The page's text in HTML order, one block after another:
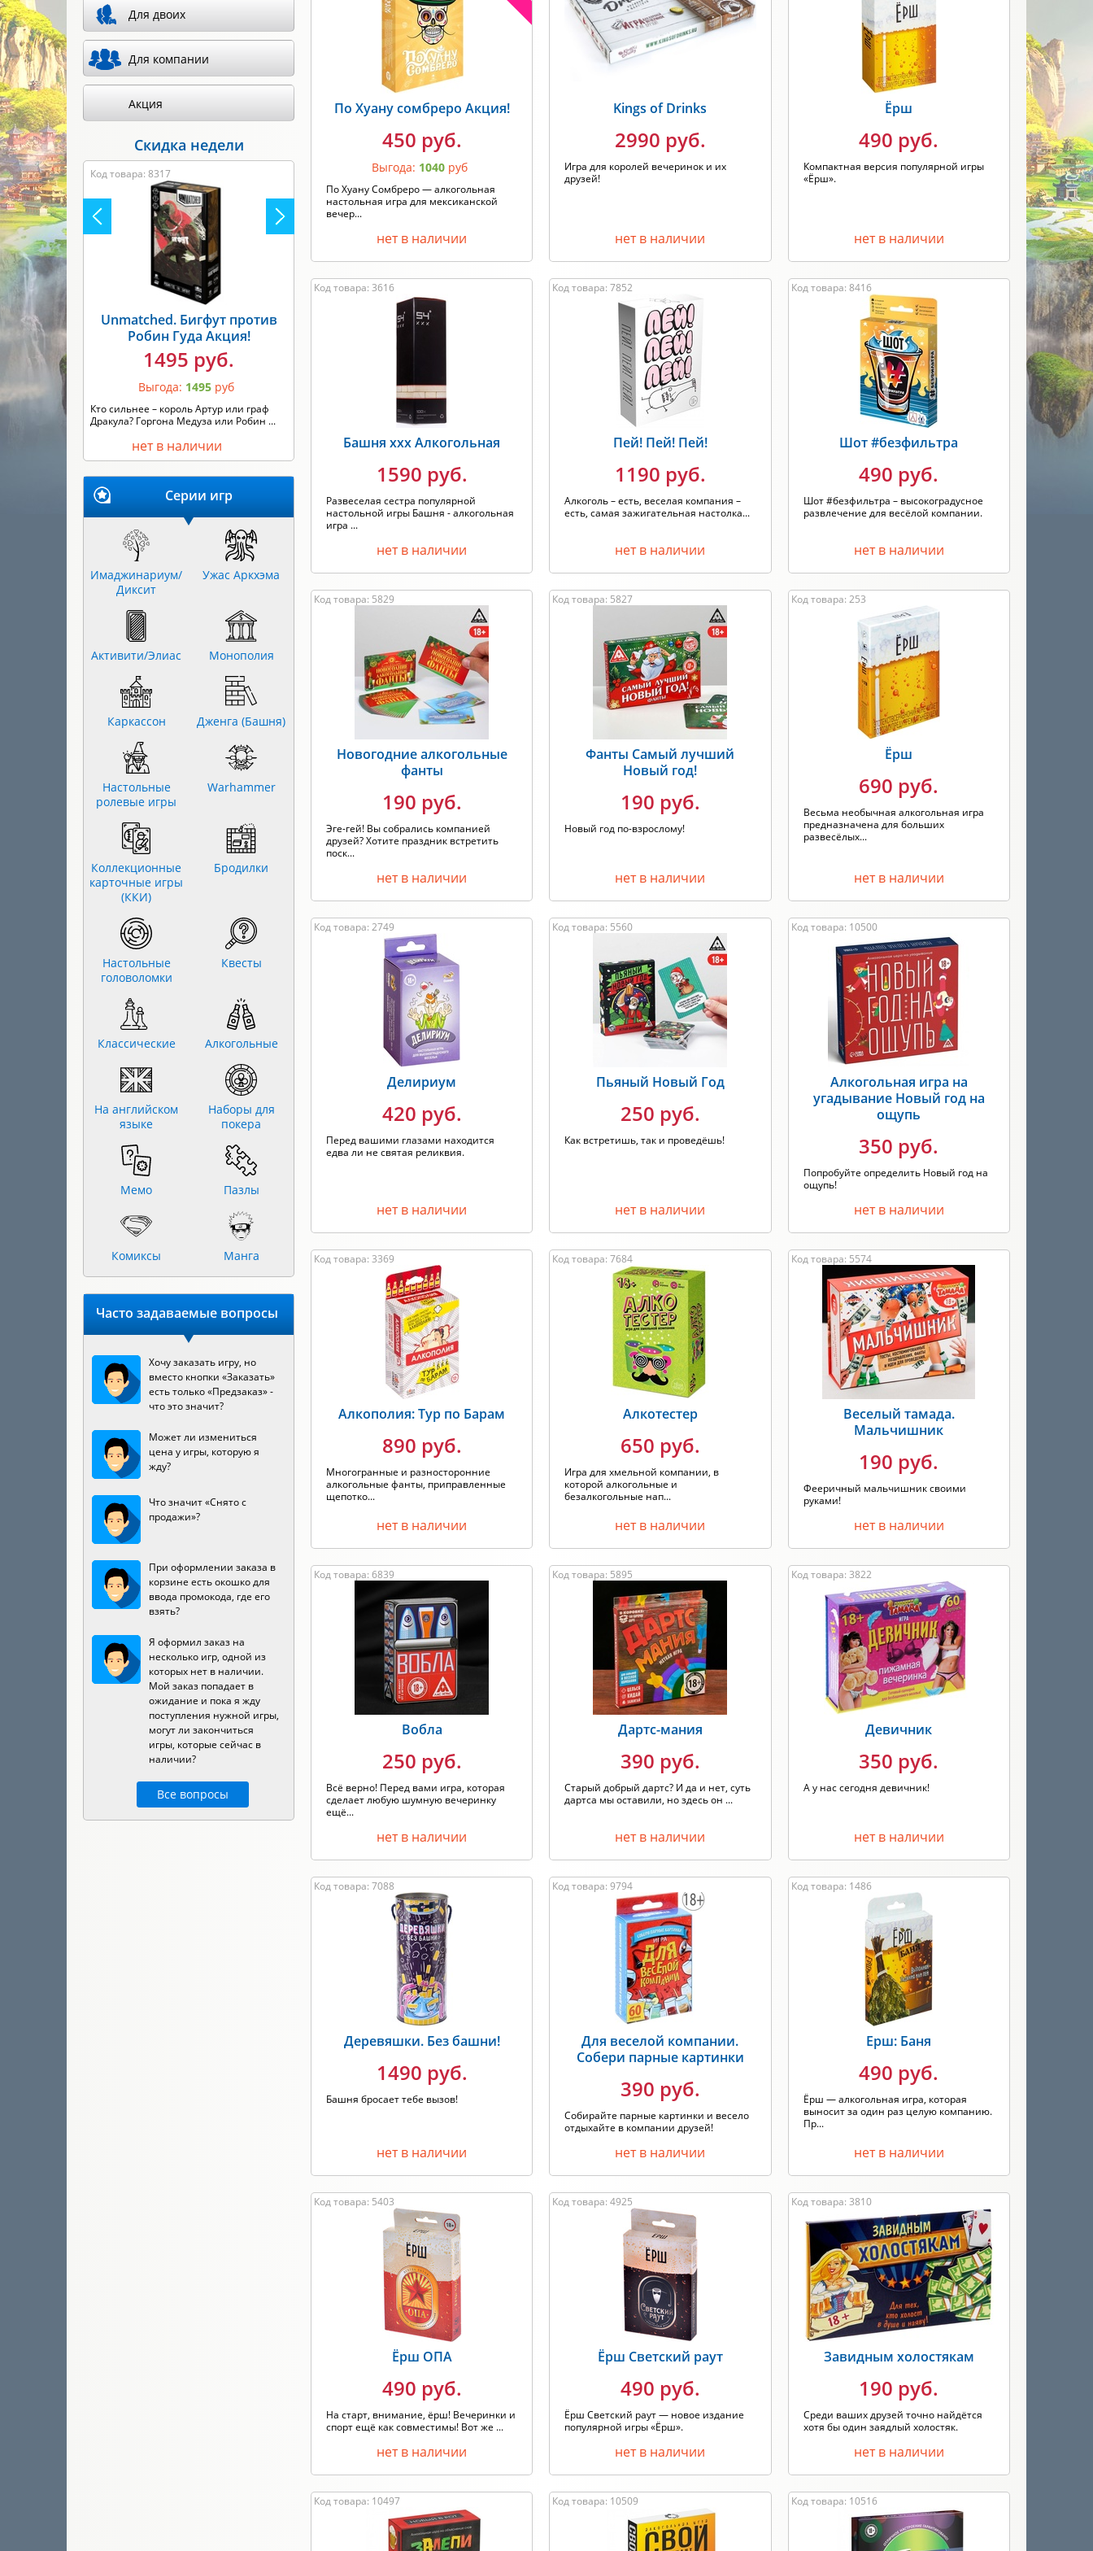
Хит продаж Новинка
Производитель: Любой ПРИМЕНИТЬ
По Хуану сомбреро Акция!
450 руб.
Выгода: 1040руб
По Хуану Сомбреро — алкогольная
настольная игра для мексиканской
вечер...
нет в наличии
Kings of Drinks
2990 руб.
Игра для королей вечеринок и их
друзей!
нет в наличии
Ёрш
490 руб.
Компактная версия популярной игры
«Ёрш».
нет в наличии
Код товара: 3616
Башня ххх Алкогольная
1590 руб.
Развеселая сестра популярной
настольной игры Башня - алкогольная
игра ...
нет в наличии
Код товара: 7852
Пей! Пей! Пей!
1190 руб.
Алкоголь – есть, веселая компания –
есть, самая зажигательная настолка...
нет в наличии
Код товара: 8416
Шот #безфильтра
490 руб.
Шот #безфильтра – высокоградусное
развлечение для весёлой компании.
нет в наличии
Код товара: 5829
Новогодние алкогольные
фанты
190 руб.
Эге-гей! Вы собрались компанией
друзей? Хотите праздник встретить
поск...
нет в наличии
Код товара: 5827
Фанты Самый лучший
Новый год!
190 руб.
Новый год по-взрослому!
нет в наличии
Код товара: 253
Ёрш
690 руб.
Весьма необычная алкогольная игра
предназначена для больших
развесёлых...
нет в наличии
Код товара: 2749
Делириум
420 руб.
Перед вашими глазами находится
едва ли не святая реликвия.
нет в наличии
Код товара: 5560
Пьяный Новый Год
250 руб.
Как встретишь, так и проведёшь!
нет в наличии
Код товара: 10500
Алкогольная игра на
угадывание Новый год на
ощупь
350 руб.
Попробуйте определить Новый год на
ощупь!
нет в наличии
Код товара: 3369
Алкополия: Тур по Барам
890 руб.
Многогранные и разносторонние
алкогольные фанты, приправленные
щепотко...
нет в наличии
Код товара: 7684
Алкотестер
650 руб.
Игра для хмельной компании, в
которой алкогольные и
безалкогольные нап...
нет в наличии
Код товара: 5574
Веселый тамада.
Мальчишник
190 руб.
Фееричный мальчишник своими
руками!
нет в наличии
Код товара: 6839
Вобла
250 руб.
Всё верно! Перед вами игра, которая
сделает любую шумную вечеринку
ещё...
нет в наличии
Код товара: 5895
Дартс-мания
390 руб.
Старый добрый дартс? И да и нет, суть
дартса мы оставили, но здесь он ...
нет в наличии
Код товара: 3822
Девичник
350 руб.
А у нас сегодня девичник!
нет в наличии
Код товара: 7088
Деревяшки. Без башни!
1490 руб.
Башня бросает тебе вызов!
нет в наличии
Код товара: 9794
Для веселой компании.
Собери парные картинки
390 руб.
Собирайте парные картинки и весело
отдыхайте в компании друзей!
нет в наличии
Код товара: 1486
Ерш: Баня
490 руб.
Ёрш — алкогольная игра, которая
выносит за один раз целую компанию.
Пр...
нет в наличии
Код товара: 5403
Ёрш ОПА
490 руб.
На старт, внимание, ёрш! Вечеринки и
спорт ещё как совместимы! Вот же ...
нет в наличии
Код товара: 4925
Ёрш Светский раут
490 руб.
Ёрш Светский раут — новое издание
популярной игры «Ёрш».
нет в наличии
Код товара: 3810
Завидным холостякам
190 руб.
Среди ваших друзей точно найдётся
хотя бы один заядлый холостяк.
нет в наличии
Код товара: 10497 Код товара: 10509 Код товара: 10516
Для двоих
Для компании
Акция
Скидка недели
Код товара: 8317
Unmatched. Бигфут против
Робин Гуда Акция!
1495 руб.
Выгода: 1495 руб
Кто сильнее – король Артур или граф
Дракула? Горгона Медуза или Робин ...
нет в наличии
Серии игр
Имаджинариум/
Диксит
Ужас Аркхэма
Активити/Элиас Монополия
Каркассон Дженга (Башня)
Настольные
ролевые игры
Warhammer
Коллекционные
карточные игры
(ККИ)
Бродилки
Настольные
головоломки
Квесты
Классические Алкогольные
На английском
языке
Наборы для
покера
Мемо Пазлы
Комиксы Манга
Часто задаваемые вопросы
Хочу заказать игру, но
вместо кнопки «Заказать»
есть только «Предзаказ» -
что это значит?
Может ли измениться
цена у игры, которую я
жду?
Что значит «Снято с
продажи»?
При оформлении заказа в
корзине есть окошко для
ввода промокода, где его
взять?
Я оформил заказ на
несколько игр, одной из
которых нет в наличии.
Мой заказ попадает в
ожидание и пока я жду
поступления нужной игры,
могут ли закончиться
игры, которые сейчас в
наличии?
Все вопросы